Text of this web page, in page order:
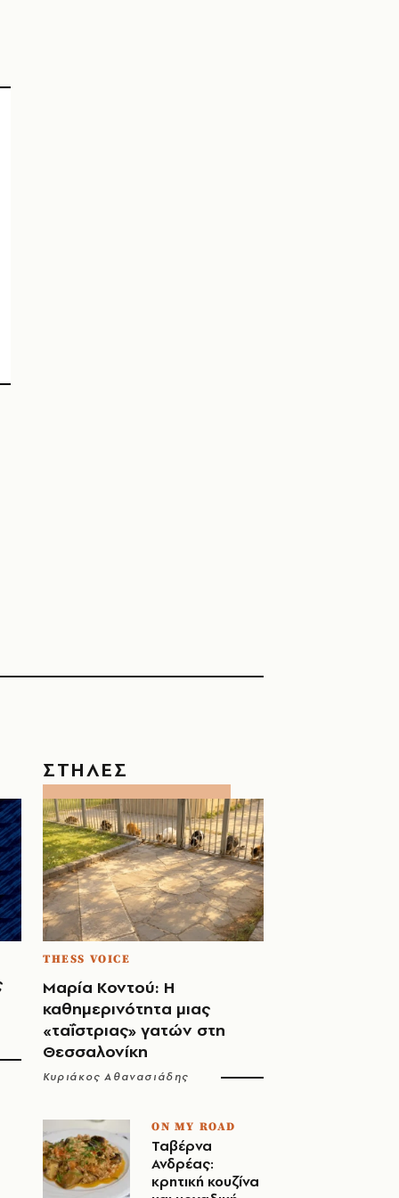
ΣΤΗΛΕΣ
THESS VOICE
Μαρία Κοντού: Η
καθημερινότητα μιας
«ταΐστριας» γατών στη
Θεσσαλονίκη
Κυριάκος Αθανασιάδης
ON MY ROAD
Ταβέρνα
Ανδρέας:
κρητική κουζίνα